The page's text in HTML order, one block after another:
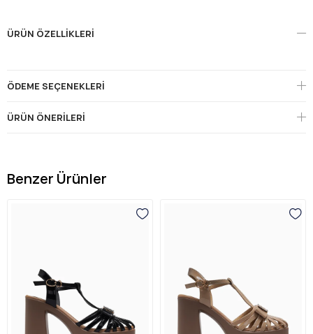
ÜRÜN ÖZELLIKLERI
ÖDEME SEÇENEKLERI
ÜRÜN ÖNERILERI
Benzer Ürünler